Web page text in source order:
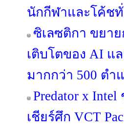
นักกีฬาและโค้ช
ซิเลซติกา ขยา
เติบโตของ AI แ
มากกว่า 500 ตำ
Predator x
เชียร์ศึก VCT